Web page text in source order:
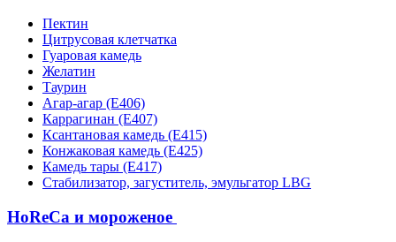
Пектин
Цитрусовая клетчатка
Гуаровая камедь
Желатин
Таурин
Агар-агар (Е406)
Каррагинан (Е407)
Ксантановая камедь (Е415)
Конжаковая камедь (Е425)
Камедь тары (Е417)
Стабилизатор, загуститель, эмульгатор LBG
HoReCa и мороженое